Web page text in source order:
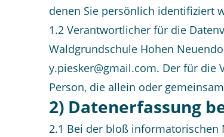
denen Sie persönlich identifiziert
1.2 Verantwortlicher für die
Waldgrundschule Hohen
y.piesker@gmail.com. Der für
Person, die allein oder
2) Datenerfassung
2.1 Bei der bloß informatorischen